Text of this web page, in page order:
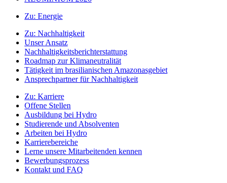
Zu: Energie
Zu: Nachhaltigkeit
Unser Ansatz
Nachhaltigkeitsberichterstattung
Roadmap zur Klimaneutralität
Tätigkeit im brasilianischen Amazonasgebiet
Ansprechpartner für Nachhaltigkeit
Zu: Karriere
Offene Stellen
Ausbildung bei Hydro
Studierende und Absolventen
Arbeiten bei Hydro
Karrierebereiche
Lerne unsere Mitarbeitenden kennen
Bewerbungsprozess
Kontakt und FAQ